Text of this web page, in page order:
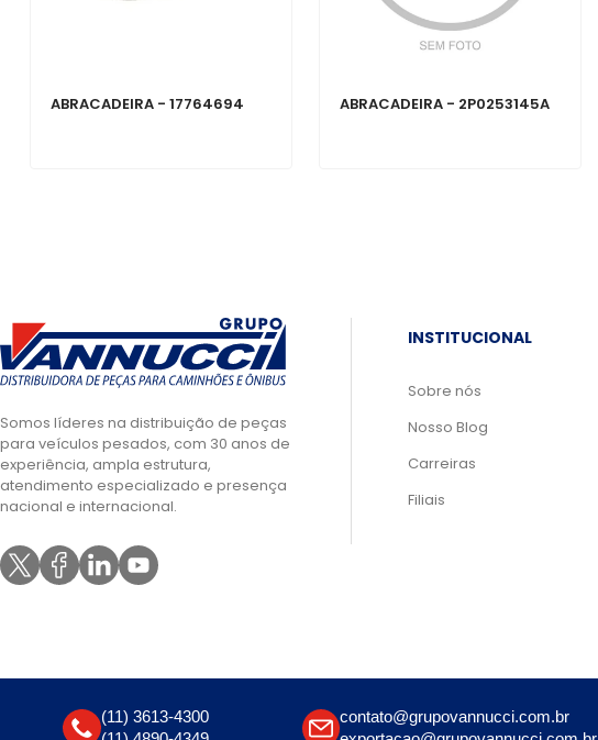
ABRACADEIRA - 17764694 ABRACADEIRA - 2P0253145A
Somos líderes na distribuição de peças
para veículos pesados, com 30 anos de
experiência, ampla estrutura,
atendimento especializado e presença
nacional e internacional.
INSTITUCIONAL
Sobre nós
Nosso Blog
Carreiras
Filiais
(11) 3613-4300
contato@grupovannucci.com.br